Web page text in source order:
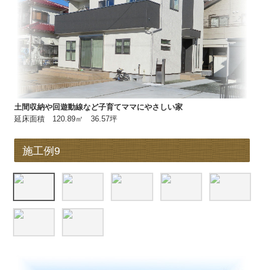
土間収納や回遊動線など子育てママにやさしい家
延床面積 120.89㎡ 36.57坪
施工例9